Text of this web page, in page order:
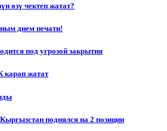
өзү чектеп жатат?
днем печати!
под угрозой закрытия
жатат
поднялся на 2 позиции